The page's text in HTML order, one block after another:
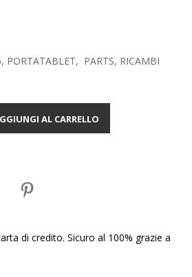
PORTATABLET, PARTS, RICAMBI
AL CARRELLO
di credito. Sicuro al 100% grazie a